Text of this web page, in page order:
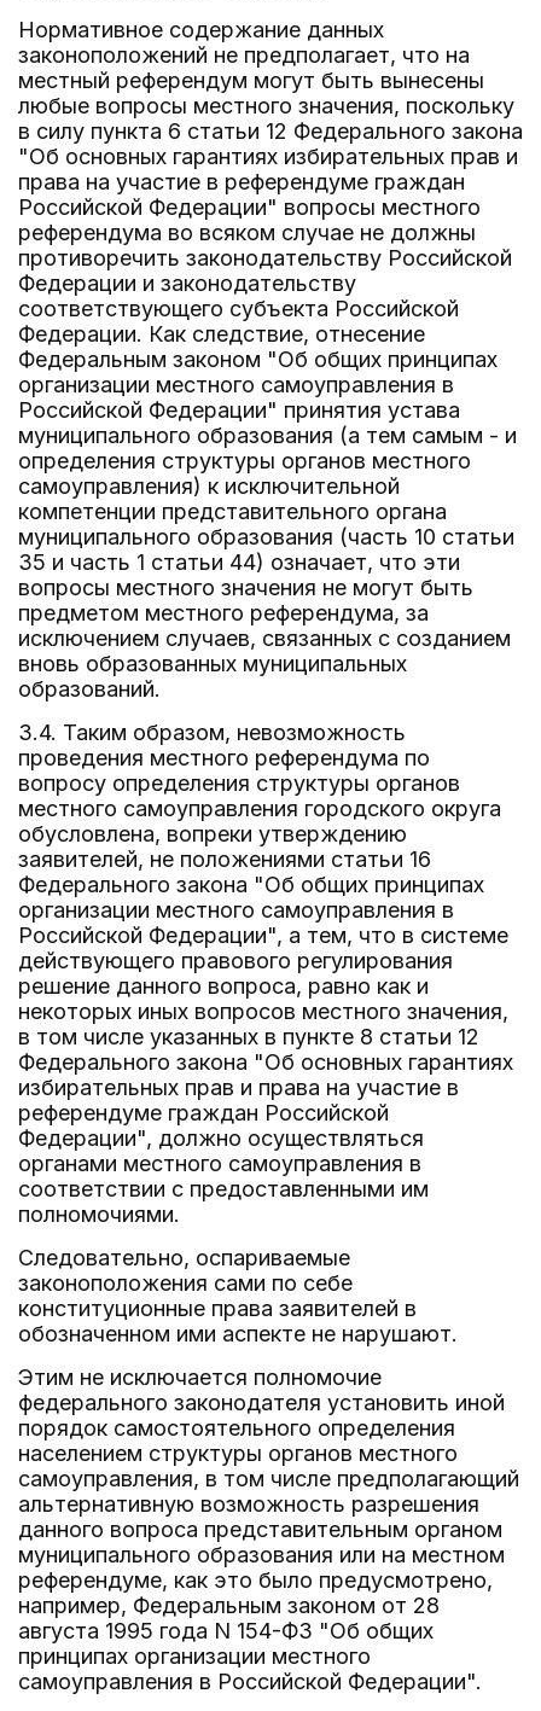
Нормативное содержание данных
законоположений не предполагает, что на
местный референдум могут быть вынесены
любые вопросы местного значения, поскольку
в силу пункта 6 статьи 12 Федерального закона
"Об основных гарантиях избирательных прав и
права на участие в референдуме граждан
Российской Федерации" вопросы местного
референдума во всяком случае не должны
противоречить законодательству Российской
Федерации и законодательству
соответствующего субъекта Российской
Федерации. Как следствие, отнесение
Федеральным законом "Об общих принципах
организации местного самоуправления в
Российской Федерации" принятия устава
муниципального образования (а тем самым - и
определения структуры органов местного
самоуправления) к исключительной
компетенции представительного органа
муниципального образования (часть 10 статьи
35 и часть 1 статьи 44) означает, что эти
вопросы местного значения не могут быть
предметом местного референдума, за
исключением случаев, связанных с созданием
вновь образованных муниципальных
образований.
3.4. Таким образом, невозможность
проведения местного референдума по
вопросу определения структуры органов
местного самоуправления городского округа
обусловлена, вопреки утверждению
заявителей, не положениями статьи 16
Федерального закона "Об общих принципах
организации местного самоуправления в
Российской Федерации", а тем, что в системе
действующего правового регулирования
решение данного вопроса, равно как и
некоторых иных вопросов местного значения,
в том числе указанных в пункте 8 статьи 12
Федерального закона "Об основных гарантиях
избирательных прав и права на участие в
референдуме граждан Российской
Федерации", должно осуществляться
органами местного самоуправления в
соответствии с предоставленными им
полномочиями.
Следовательно, оспариваемые
законоположения сами по себе
конституционные права заявителей в
обозначенном ими аспекте не нарушают.
Этим не исключается полномочие
федерального законодателя установить иной
порядок самостоятельного определения
населением структуры органов местного
самоуправления, в том числе предполагающий
альтернативную возможность разрешения
данного вопроса представительным органом
муниципального образования или на местном
референдуме, как это было предусмотрено,
например, Федеральным законом от 28
августа 1995 года N 154-ФЗ "Об общих
принципах организации местного
самоуправления в Российской Федерации".